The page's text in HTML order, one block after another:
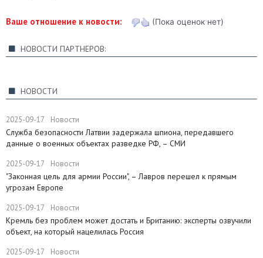
Ваше отношение к новости: (Пока оценок нет)
НОВОСТИ ПАРТНЕРОВ:
НОВОСТИ
2025-09-17 Новости
Служба безопасности Латвии задержала шпиона, передавшего
данные о военных объектах разведке РФ, – СМИ
2025-09-17 Новости
"Законная цель для армии России", – Лавров перешел к прямым
угрозам Европе
2025-09-17 Новости
​Кремль без проблем может достать и Британию: эксперты озвучили
объект, на который нацелилась Россия
2025-09-17 Новости